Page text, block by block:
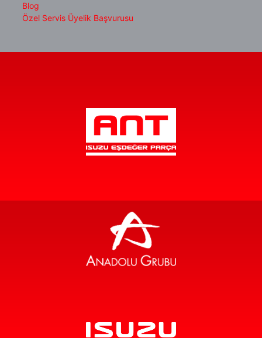
Blog
Özel Servis Üyelik Başvurusu